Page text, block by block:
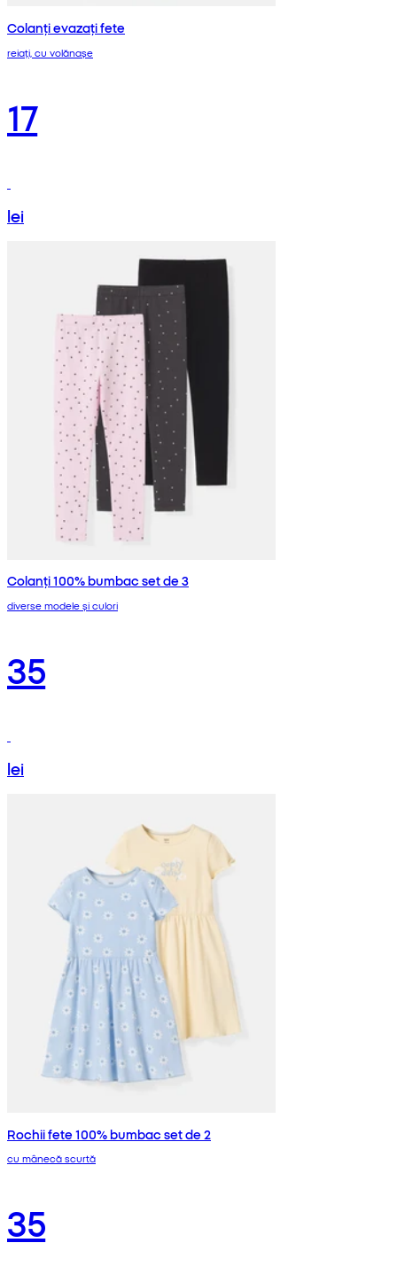
Colanți evazați fete
reiați, cu volănașe
17
lei
Colanți 100% bumbac set de 3
diverse modele și culori
35
lei
Rochii fete 100% bumbac set de 2
cu mânecă scurtă
35